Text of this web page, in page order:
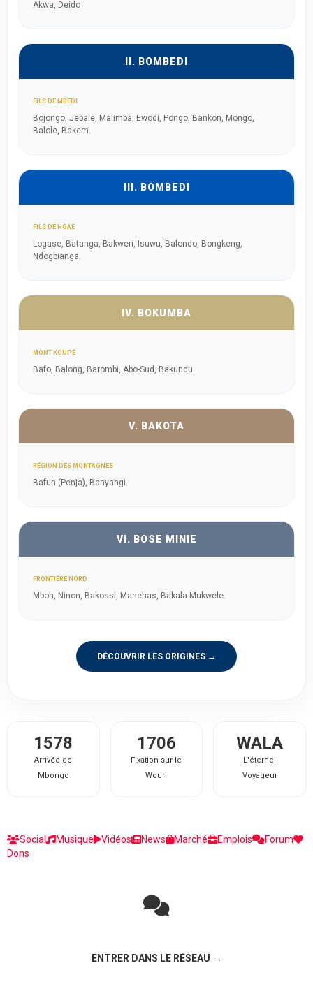
Akwa, Deido
II. BOMBEDI
FILS DE MBEDI
Bojongo, Jebale, Malimba, Ewodi, Pongo, Bankon, Mongo,
Balole, Bakem.
III. BOMBEDI
FILS DE NGAE
Logase, Batanga, Bakweri, Isuwu, Balondo, Bongkeng,
Ndogbianga.
IV. BOKUMBA
MONT KOUPÉ
Bafo, Balong, Barombi, Abo-Sud, Bakundu.
V. BAKOTA
RÉGION DES MONTAGNES
Bafun (Penja), Banyangi.
VI. BOSE MINIE
FRONTIÈRE NORD
Mboh, Ninon, Bakossi, Manehas, Bakala Mukwele.
DÉCOUVRIR LES ORIGINES →
1578
Arrivée de
Mbongo
1706
Fixation sur le
Wouri
WALA
L'éternel
Voyageur
Social Musique Vidéos News Marché Emplois
Forum
Dons
ENTRER DANS LE RÉSEAU →